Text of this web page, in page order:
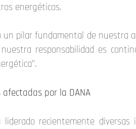
energéticos.
pilar fundamental de nuestra
responsabilidad es
por la DANA
recientemente